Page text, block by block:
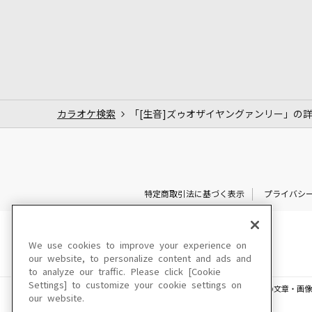
カラオケ検索 「[生音]ズゥオザイヤングァンリー」の
特定商取引法に基づく表示 プライバシ
このサイトに掲載されている一切の文章・画
We use cookies to improve your experience on
our website, to personalize content and ads and
to analyze our traffic. Please click [Cookie
Settings] to customize your cookie settings on
our website.